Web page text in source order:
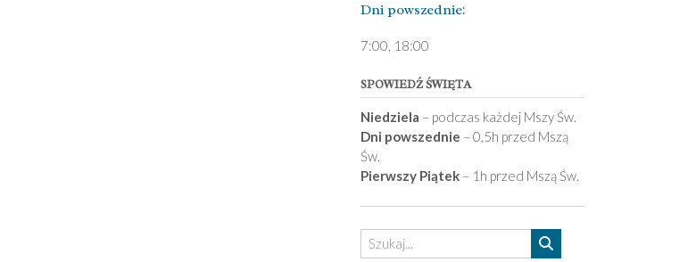
Dni pows­zednie:
7­:00, 18:00­
SPOWIEDŹ ŚWIĘTA
Niedziela – podczas każdej Mszy Św.
Dni powszednie – 0,5h przed Mszą
Św.
Pierwszy Piątek– 1h przed Mszą Św.